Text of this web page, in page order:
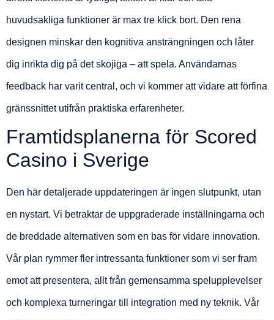
huvudsakliga funktioner är max tre klick bort. Den rena
designen minskar den kognitiva ansträngningen och låter
dig inrikta dig på det skojiga – att spela. Användarnas
feedback har varit central, och vi kommer att vidare att förfina
gränssnittet utifrån praktiska erfarenheter.
Framtidsplanerna för Scored
Casino i Sverige
Den här detaljerade uppdateringen är ingen slutpunkt, utan
en nystart. Vi betraktar de uppgraderade inställningarna och
de breddade alternativen som en bas för vidare innovation.
Vår plan rymmer fler intressanta funktioner som vi ser fram
emot att presentera, allt från gemensamma spelupplevelser
och komplexa turneringar till integration med ny teknik. Vår